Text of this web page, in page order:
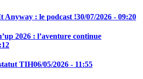
Anyway : le podcast !30/07/2026 - 09:20
2026 : l’aventure continue
TIH06/05/2026 - 11:55